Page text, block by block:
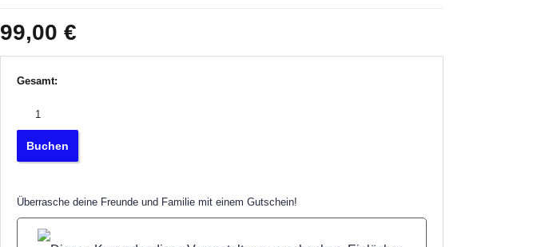
99,00 €
Gesamt:
Buchen
Überrasche deine Freunde und Familie mit einem Gutschein!